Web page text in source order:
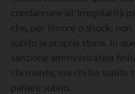
condannare all’irregolarità
che, per timore o shock,
subito la propria storia. In
sanzione amministrativa
chi mente, ma chi ha subìto
parlare subito.